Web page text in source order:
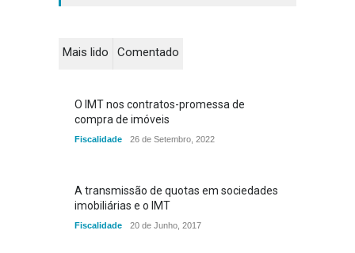
Mais lido Comentado
O IMT nos contratos-promessa de
compra de imóveis
Fiscalidade 26 de Setembro, 2022
A transmissão de quotas em sociedades
imobiliárias e o IMT
Fiscalidade 20 de Junho, 2017